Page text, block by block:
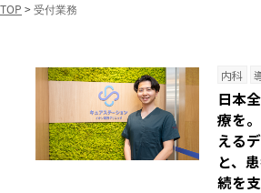
TOP > 受付業務
内科
日本
療を
える
と、
続を